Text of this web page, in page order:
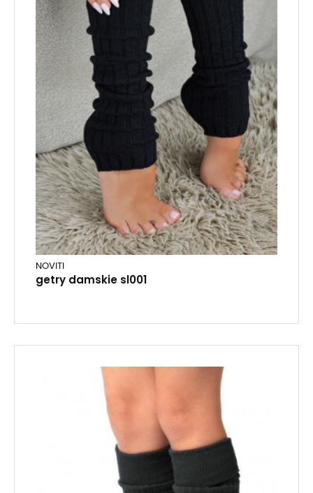
NOVITI
getry damskie sl001